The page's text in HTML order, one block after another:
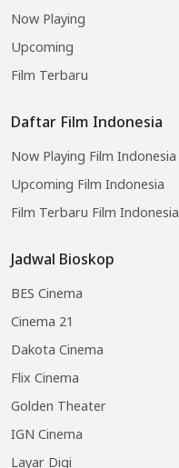
Now Playing
Upcoming
Film Terbaru
Daftar Film Indonesia
Now Playing Film Indonesia
Upcoming Film Indonesia
Film Terbaru Film Indonesia
Jadwal Bioskop
BES Cinema
Cinema 21
Dakota Cinema
Flix Cinema
Golden Theater
IGN Cinema
Layar Digi